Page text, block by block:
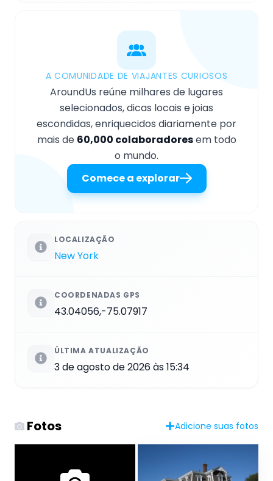
A COMUNIDADE DE VIAJANTES CURIOSOS
AroundUs reúne milhares de lugares
selecionados, dicas locais e joias
escondidas, enriquecidos diariamente por
mais de 60,000 colaboradoresem todo
o mundo.
Comece a explorar
LOCALIZAÇÃO
New York
COORDENADAS GPS
43.04056,-75.07917
ÚLTIMA ATUALIZAÇÃO
3 de agosto de 2026 às 15:34
Fotos Adicione suas fotos